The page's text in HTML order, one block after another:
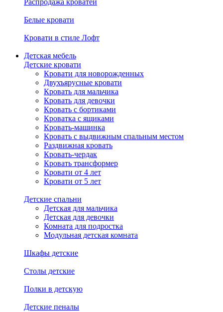
Распродажа кроватей
Белые кровати
Кровати в стиле Лофт
Детская мебель
Детские кровати
Кровати для новорожденных
Двухъярусные кровати
Кровать для мальчика
Кровать для девочки
Кровать с бортиками
Кроватка с ящиками
Кровать-машинка
Кровать с выдвижным спальным местом
Раздвижная кровать
Кровать-чердак
Кровать трансформер
Кровати от 4 лет
Кровати от 5 лет
Детские спальни
Детская для мальчика
Детская для девочки
Комната для подростка
Модульная детская комната
Шкафы детские
Столы детские
Полки в детскую
Детские пеналы